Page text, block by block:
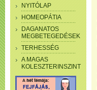
NYITÓLAP
HOMEOPÁTIA
DAGANATOS
MEGBETEGEDÉSEK
TERHESSÉG
A MAGAS
KOLESZTERINSZINT